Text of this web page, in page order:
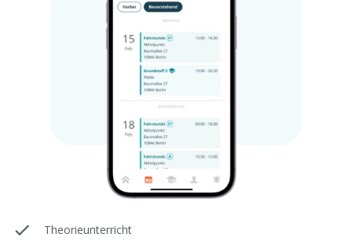
Theorieunterricht